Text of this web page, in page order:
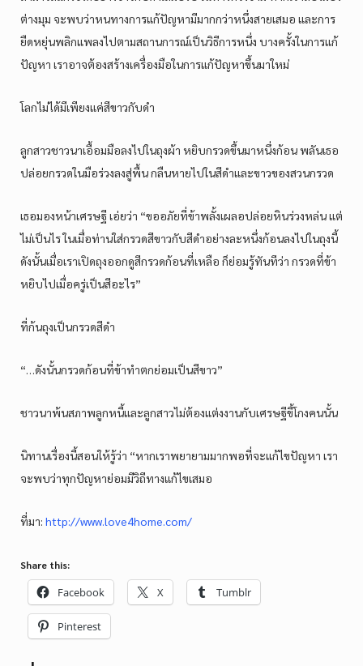
ต่างมุม จะพบว่าหนทางการแก้ปัญหามีมากกว่าหนึ่งสายเสมอ และการ
ยืดหยุ่นพลิกแพลงไปตามสถานการณ์เป็นวิธีการหนึ่ง บางครั้งในการแก้
ปัญหา เราอาจต้องสร้างเครื่องมือในการแก้ปัญหาขึ้นมาใหม่
โลกไม่ได้มีเพียงแค่สีขาวกับดำ
ลูกสาวชาวนาเอื้อมมือลงไปในถุงผ้า หยิบกรวดขึ้นมาหนึ่งก้อน พลันเธอ
ปล่อยกรวดในมือร่วงลงสู่พื้น กลืนหายไปในสีดำและขาวของสวนกรวด
เธอมองหน้าเศรษฐี เอ่ยว่า “ขออภัยที่ข้าพลั้งเผลอปล่อยหินร่วงหล่น แต่
ไม่เป็นไร ในเมื่อท่านใส่กรวดสีขาวกับสีดำอย่างละหนึ่งก้อนลงไปในถุงนี้
ดังนั้นเมื่อเราเปิดถุงออกดูสีกรวดก้อนที่เหลือ ก็ย่อมรู้ทันทีว่า กรวดที่ข้า
หยิบไปเมื่อครู่เป็นสีอะไร”
ที่ก้นถุงเป็นกรวดสีดำ
“…ดังนั้นกรวดก้อนที่ข้าทำตกย่อมเป็นสีขาว”
ชาวนาพ้นสภาพลูกหนี้และลูกสาวไม่ต้องแต่งงานกับเศรษฐีขี้โกงคนนั้น
นิทานเรื่องนี้สอนให้รู้ว่า “หากเราพยายามมากพอที่จะแก้ไขปัญหา เรา
จะพบว่าทุกปัญหาย่อมมีวิถีทางแก้ไขเสมอ
ที่มา: http://www.love4home.com/
Share this:
Facebook X Tumblr
Pinterest